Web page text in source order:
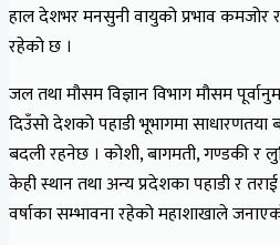
हाल देशभर मनसुनी वायुको प्रभाव कमजोर
रहेको छ ।
जल तथा मौसम विज्ञान विभाग मौसम
दिउँसो देशको पहाडी भूभागमा
बदली रहनेछ । कोशी, बागमती, गण्डकी र
केही स्थान तथा अन्य प्रदेशका पहाडी र
वर्षाका सम्भावना रहेको महाशाखाले